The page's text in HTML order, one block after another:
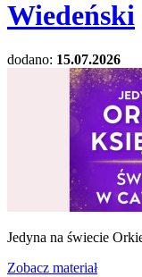
Wiedeński
dodano: 15.07.2026
Jedyna na świecie
Zobacz materiał